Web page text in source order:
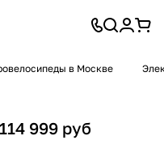
в Москве
114 999 руб